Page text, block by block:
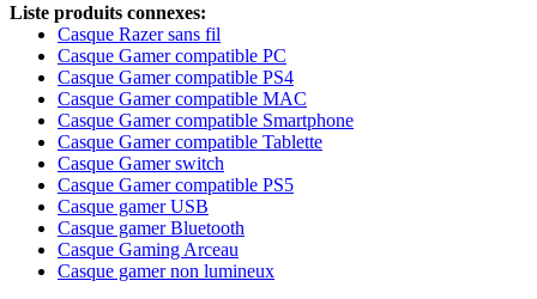
Liste produits connexes:
Casque Razer sans fil
Casque Gamer compatible PC
Casque Gamer compatible PS4
Casque Gamer compatible MAC
Casque Gamer compatible Smartphone
Casque Gamer compatible Tablette
Casque Gamer switch
Casque Gamer compatible PS5
Casque gamer USB
Casque gamer Bluetooth
Casque Gaming Arceau
Casque gamer non lumineux